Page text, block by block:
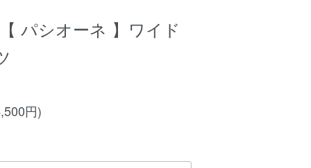
パシオーネ 】ワイド
円)